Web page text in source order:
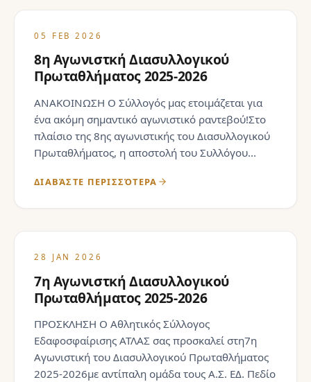
05 FEB 2026
8η Αγωνιστκή Διασυλλογικού
Πρωταθλήματος 2025-2026
ΑΝΑΚΟΙΝΩΣΗ Ο Σύλλογός μας ετοιμάζεται για
ένα ακόμη σημαντικό αγωνιστικό ραντεβού!Στο
πλαίσιο της 8ης αγωνιστικής του Διασυλλογικού
Πρωταθλήματος, η αποστολή του Συλλόγου...
ΔΙΑΒΆΣΤΕ ΠΕΡΙΣΣΌΤΕΡΑ
28 JAN 2026
7η Αγωνιστκή Διασυλλογικού
Πρωταθλήματος 2025-2026
ΠΡΟΣΚΛΗΣΗ Ο Αθλητικός Σύλλογος
Εδαφοσφαίρισης ΑΤΛΑΣ σας προσκαλεί στη7η
Αγωνιστική του Διασυλλογικού Πρωταθλήματος
2025-2026με αντίπαλη ομάδα τους Α.Σ. ΕΔ. Πεδίο